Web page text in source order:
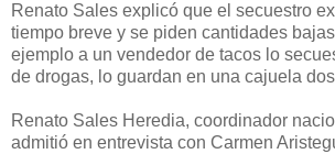
Renato Sales explicó que el secuestro
tiempo breve y se piden cantidades
ejemplo a un vendedor de tacos lo
de drogas, lo guardan en una cajuela
Renato Sales Heredia, coordinador
admitió en entrevista con Carmen